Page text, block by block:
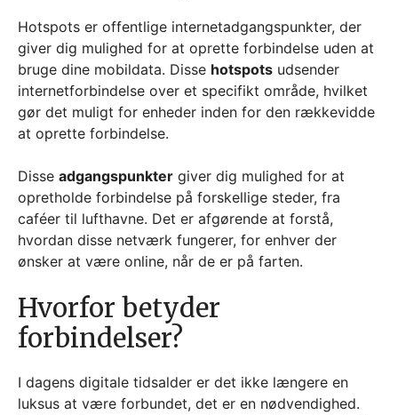
Hotspots er offentlige internetadgangspunkter, der
giver dig mulighed for at oprette forbindelse uden at
bruge dine mobildata. Disse hotspots udsender
internetforbindelse over et specifikt område, hvilket
gør det muligt for enheder inden for den rækkevidde
at oprette forbindelse.
Disse adgangspunkter giver dig mulighed for at
opretholde forbindelse på forskellige steder, fra
caféer til lufthavne. Det er afgørende at forstå,
hvordan disse netværk fungerer, for enhver der
ønsker at være online, når de er på farten.
Hvorfor betyder
forbindelser?
I dagens digitale tidsalder er det ikke længere en
luksus at være forbundet, det er en nødvendighed.